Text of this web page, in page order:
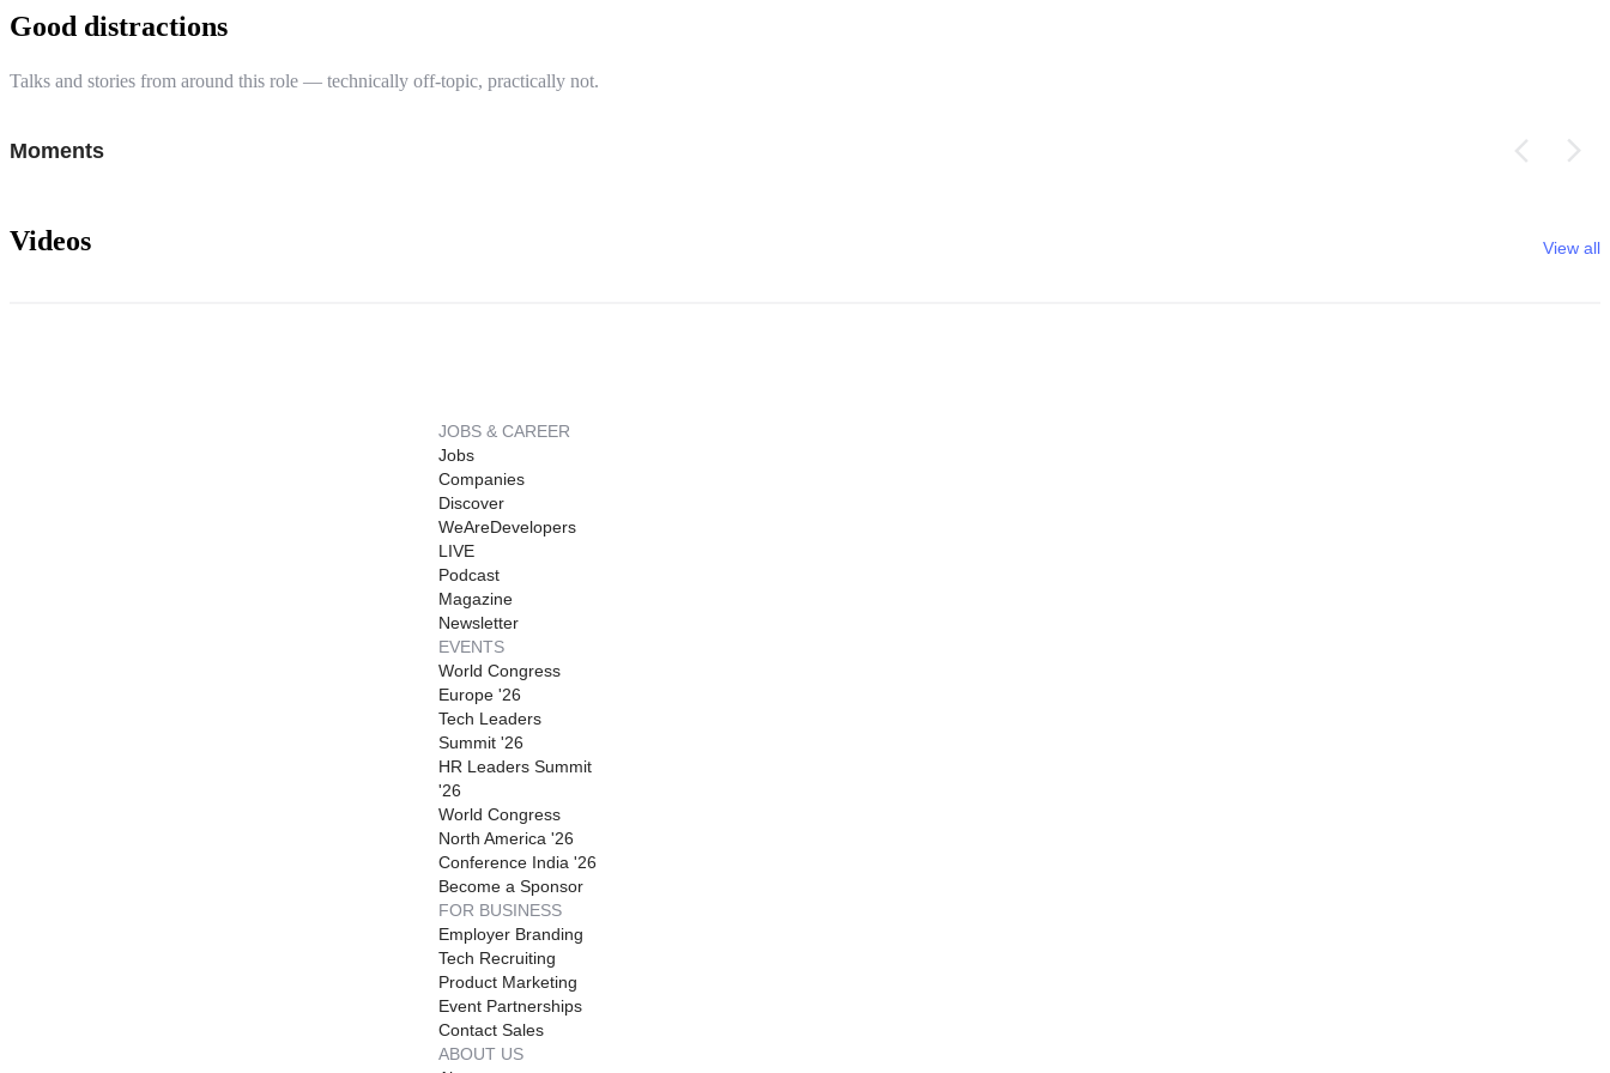
Good distractions
Talks and stories from around this role — technically off-topic, practically not.
Moments
Videos View all
JOBS & CAREER
Jobs
Companies
Discover
WeAreDevelopers
LIVE
Podcast
Magazine
Newsletter
EVENTS
World Congress
Europe '26
Tech Leaders
Summit '26
HR Leaders Summit
'26
World Congress
North America '26
Conference India '26
Become a Sponsor
FOR BUSINESS
Employer Branding
Tech Recruiting
Product Marketing
Event Partnerships
Contact Sales
ABOUT US